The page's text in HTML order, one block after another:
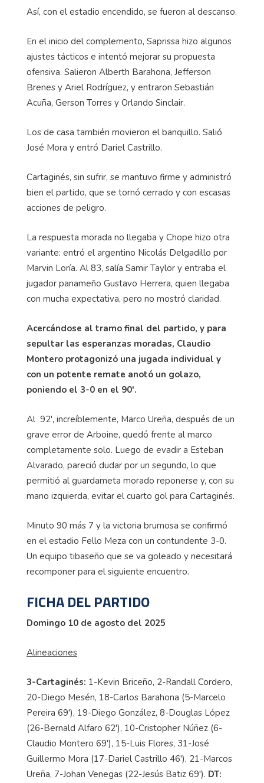
Así, con el estadio encendido, se fueron al descanso.
En el inicio del complemento, Saprissa hizo algunos
ajustes tácticos e intentó mejorar su propuesta
ofensiva. Salieron Alberth Barahona, Jefferson
Brenes y Ariel Rodríguez, y entraron Sebastián
Acuña, Gerson Torres y Orlando Sinclair.
Los de casa también movieron el banquillo. Salió
José Mora y entró Dariel Castrillo.
Cartaginés, sin sufrir, se mantuvo firme y administró
bien el partido, que se tornó cerrado y con escasas
acciones de peligro.
La respuesta morada no llegaba y Chope hizo otra
variante: entró el argentino Nicolás Delgadillo por
Marvin Loría. Al 83, salía Samir Taylor y entraba el
jugador panameño Gustavo Herrera, quien llegaba
con mucha expectativa, pero no mostró claridad.
Acercándose al tramo final del partido, y para
sepultar las esperanzas moradas, Claudio
Montero protagonizó una jugada individual y
con un potente remate anotó un golazo,
poniendo el 3-0 en el 90'.
Al 92', increíblemente, Marco Ureña, después de un
grave error de Arboine, quedó frente al marco
completamente solo. Luego de evadir a Esteban
Alvarado, pareció dudar por un segundo, lo que
permitió al guardameta morado reponerse y, con su
mano izquierda, evitar el cuarto gol para Cartaginés.
Minuto 90 más 7 y la victoria brumosa se confirmó
en el estadio Fello Meza con un contundente 3-0.
Un equipo tibaseño que se va goleado y necesitará
recomponer para el siguiente encuentro.
FICHA DEL PARTIDO
Domingo 10 de agosto del 2025
Alineaciones
3-Cartaginés: 1-Kevin Briceño, 2-Randall Cordero,
20-Diego Mesén, 18-Carlos Barahona (5-Marcelo
Pereira 69'), 19-Diego González, 8-Douglas López
(26-Bernald Alfaro 62'), 10-Cristopher Núñez (6-
Claudio Montero 69'), 15-Luis Flores, 31-José
Guillermo Mora (17-Dariel Castrillo 46'), 21-Marcos
Ureña, 7-Johan Venegas (22-Jesús Batiz 69'). DT: